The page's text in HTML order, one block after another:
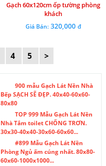
Gạch 60x120cm ốp tường phòng
khách
Giá Bán:320,000 đ
4 5 >
900 mẫu Gạch Lát Nền Nhà
Bếp SẠCH SẼ ĐẸP. 40x40-60x60-
80x80
TOP 999 Mẫu Gạch Lát Nền
Nhà Tắm toilet CHỐNG TRƠN.
30x30-40x40-30x60-60x60...
#899 Mẫu Gạch Lát Nền
Phòng Ngủ ấm cúng nhất. 80x80-
60x60-1000x1000...